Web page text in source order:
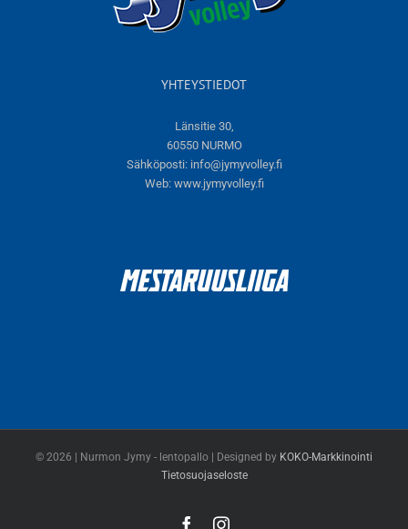
YHTEYSTIEDOT
Länsitie 30,
60550 NURMO
Sähköposti: info@jymyvolley.fi
Web: www.jymyvolley.fi
© 2026 | Nurmon Jymy - lentopallo | Designed by KOKO-Markkinointi
Tietosuojaseloste
FacebookInstagram